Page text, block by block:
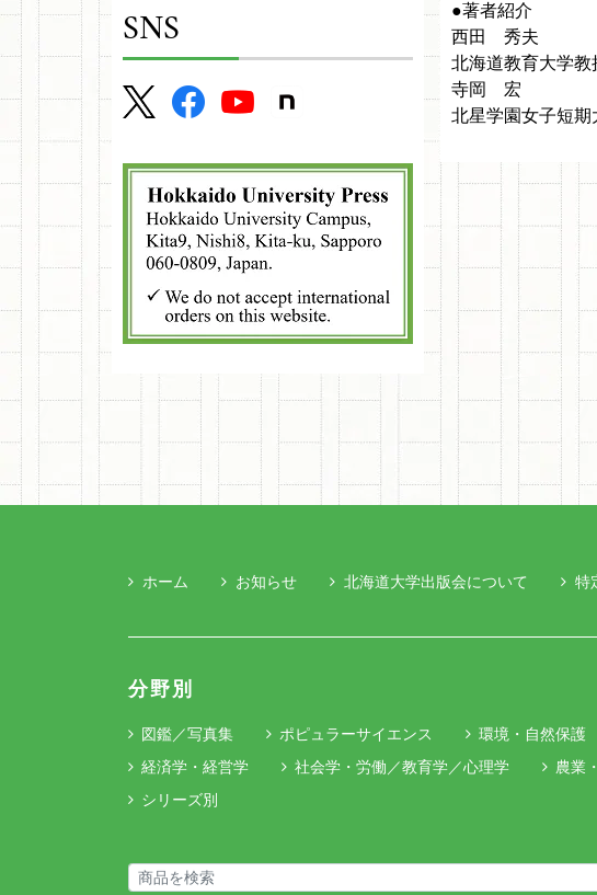
●著者紹介
西田 秀夫
北海道教育大学教
寺岡 宏
北星学園女子短期
SNS
ホーム お知らせ 北海道大学出版会について 特
分野別
図鑑／写真集 ポピュラーサイエンス 環境・自然保護
経済学・経営学
社会学・労働／教育学／心理学 農業
シリーズ別